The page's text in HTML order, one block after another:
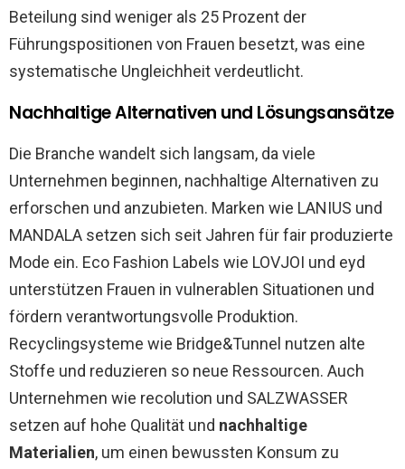
Beteilung sind weniger als 25 Prozent der
Führungspositionen von Frauen besetzt, was eine
systematische Ungleichheit verdeutlicht.
Nachhaltige Alternativen und Lösungsansätze
Die Branche wandelt sich langsam, da viele
Unternehmen beginnen, nachhaltige Alternativen zu
erforschen und anzubieten. Marken wie LANIUS und
MANDALA setzen sich seit Jahren für fair produzierte
Mode ein. Eco Fashion Labels wie LOVJOI und eyd
unterstützen Frauen in vulnerablen Situationen und
fördern verantwortungsvolle Produktion.
Recyclingsysteme wie Bridge&Tunnel nutzen alte
Stoffe und reduzieren so neue Ressourcen. Auch
Unternehmen wie recolution und SALZWASSER
setzen auf hohe Qualität und nachhaltige
Materialien, um einen bewussten Konsum zu